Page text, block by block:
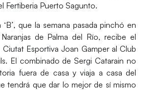
Fertiberia Puerto Sagunto.
, que la semana pasada pinchó en
de Palma del Río, recibe el
Esportiva Joan Gamper alClub
. El combinado de Sergi Catarain no
fuera de casa y viaja a casa del
tendrá que dar lo mejor de sí mismo